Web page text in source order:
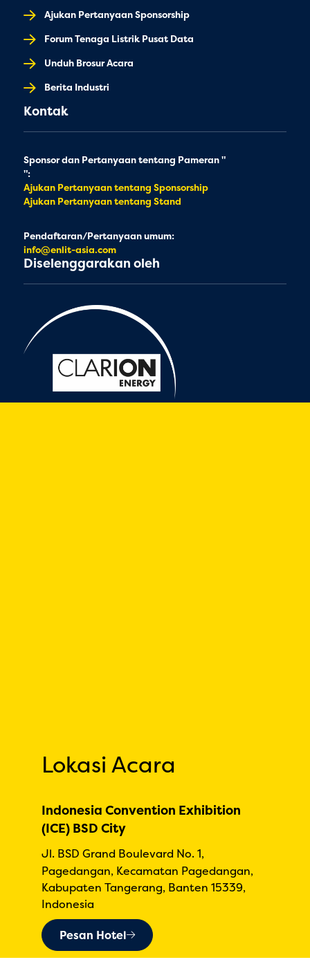
Ajukan Pertanyaan Sponsorship
Forum Tenaga Listrik Pusat Data
Unduh Brosur Acara
Berita Industri
Kontak
Sponsor dan Pertanyaan tentang Pameran "
":
Ajukan Pertanyaan tentang Sponsorship
Ajukan Pertanyaan tentang Stand
Pendaftaran/Pertanyaan umum:
info@enlit-asia.com
Diselenggarakan oleh
Lokasi Acara
Indonesia Convention Exhibition
(ICE) BSD City
Jl. BSD Grand Boulevard No. 1,
Pagedangan, Kecamatan Pagedangan,
Kabupaten Tangerang, Banten 15339,
Indonesia
Pesan Hotel